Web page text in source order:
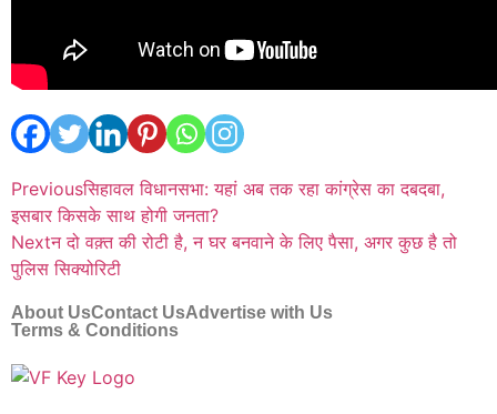
Previousसिहावल विधानसभा: यहां अब तक रहा कांग्रेस का दबदबा,
इसबार किसके साथ होगी जनता?
Nextन दो वक़्त की रोटी है, न घर बनवाने के लिए पैसा, अगर कुछ है तो
पुलिस सिक्योरिटी
About UsContact UsAdvertise with Us
Terms & Conditions